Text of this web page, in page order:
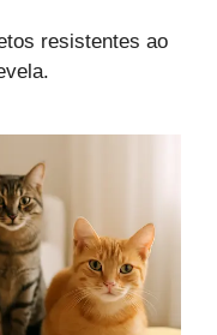
resistentes ao